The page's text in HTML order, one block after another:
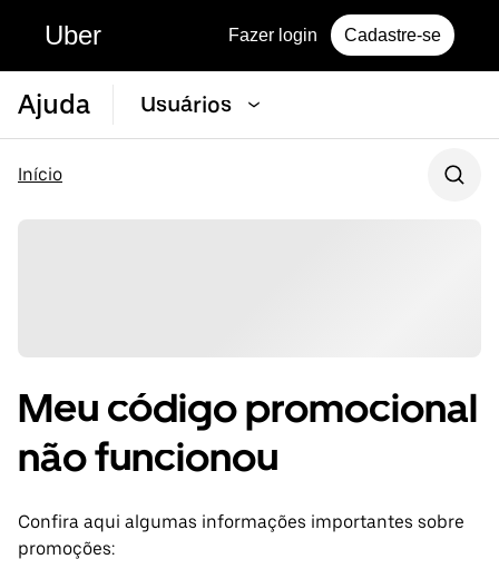
Uber Fazer login Cadastre-se
Ajuda Usuários
Início
Meu código promocional
não funcionou
Confira aqui algumas informações importantes sobre
promoções: